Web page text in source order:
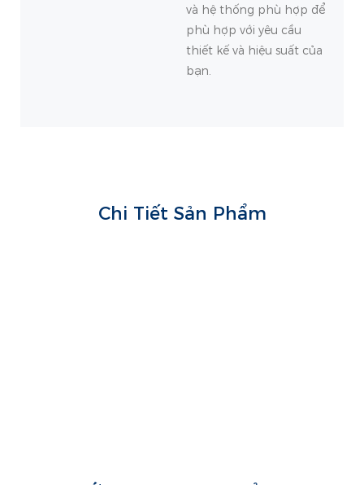
và hệ thống phù hợp để
phù hợp với yêu cầu
thiết kế và hiệu suất của
bạn.
Chi Tiết Sản Phẩm